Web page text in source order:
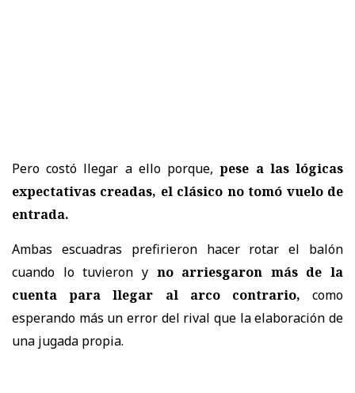
Pero costó llegar a ello porque,pese a las lógicas
expectativas creadas, el clásico no tomó vuelo de
entrada.
Ambas escuadras prefirieron hacer rotar el balón
cuando lo tuvieron y no arriesgaron más de la
cuenta para llegar al arco contrario, como
esperando más un error del rival que la elaboración de
una jugada propia.